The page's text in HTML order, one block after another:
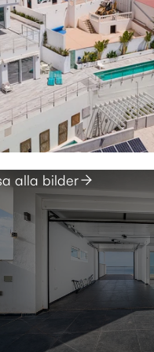
alla bilder